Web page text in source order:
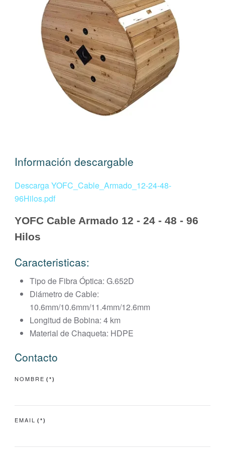
Información descargable
Descarga YOFC_Cable_Armado_12-24-48-
96Hilos.pdf
YOFC Cable Armado 12 - 24 - 48 - 96
Hilos
Caracteristicas:
Tipo de Fibra Óptica: G.652D
Diámetro de Cable:
10.6mm/10.6mm/11.4mm/12.6mm
Longitud de Bobina: 4 km
Material de Chaqueta: HDPE
Contacto
NOMBRE (*)
EMAIL (*)